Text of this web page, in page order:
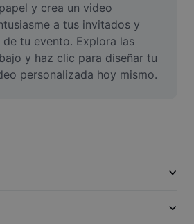
y crea un video
a tus invitados y
tu evento. Explora las
y haz clic para diseñar tu
personalizada hoy mismo.